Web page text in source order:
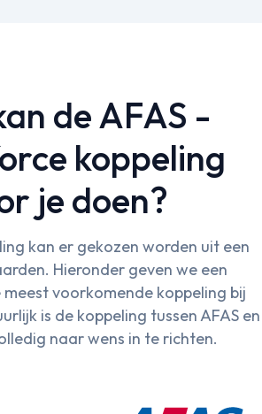
de AFAS -
koppeling
je doen?
kan er gekozen worden uit een
Hieronder geven we een
voorkomende koppeling bij
is de koppeling tussen AFAS en
naar wens in te richten.